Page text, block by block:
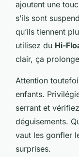
ajoutent une
s’ils sont
qu’ils tiennent
utilisez du Hi-
clair, ça
Attention
enfants.
serrant et
déguisements.
vaut les gonfler
surprises.